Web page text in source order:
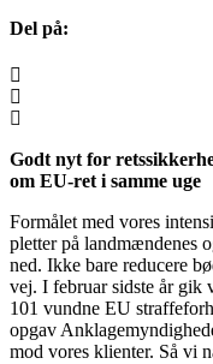
Del på:
Godt nyt for
om EU-ret i samme uge
Formålet med vores
pletter på landmændenes
ned. Ikke bare reducere
vej. I februar sidste år gik
101 vundne EU
opgav
mod vores klienter. Så vi